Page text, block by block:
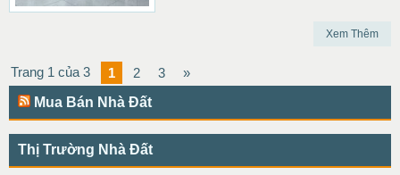
Xem Thêm
Trang 1 của 3 1 2 3
»
Mua Bán Nhà Đất
Thị Trường Nhà Đất